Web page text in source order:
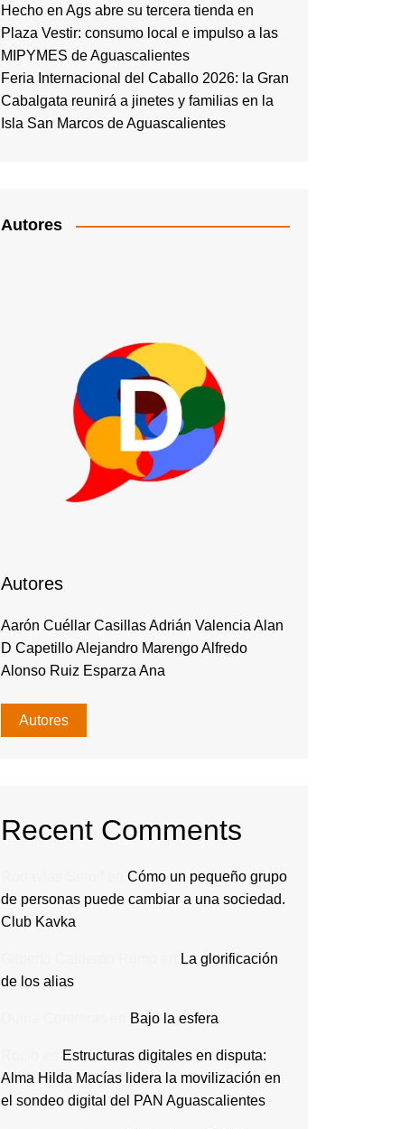
Hecho en Ags abre su tercera tienda en
Plaza Vestir: consumo local e impulso a las
MIPYMES de Aguascalientes
Feria Internacional del Caballo 2026: la Gran
Cabalgata reunirá a jinetes y familias en la
Isla San Marcos de Aguascalientes
Autores
Autores
Aarón Cuéllar Casillas Adrián Valencia Alan
D Capetillo Alejandro Marengo Alfredo
Alonso Ruiz Esparza Ana
Autores
Recent Comments
Cómo un pequeño grupo
de personas puede cambiar a una sociedad.
Club Kavka
La glorificación
de los alias
Bajo la esfera
Estructuras digitales en disputa:
Alma Hilda Macías lidera la movilización en
el sondeo digital del PAN Aguascalientes